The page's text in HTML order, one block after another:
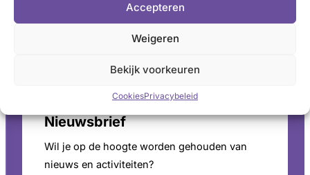
Accepteren
Weigeren
Bekijk voorkeuren
CookiesPrivacybeleid
Voor persinformatie en mediaverzoeken bekijk
SchildklierNL isANBIgoedgekeurd.
Nieuwsbrief
Wil je op de hoogte worden gehouden van
nieuws en activiteiten?